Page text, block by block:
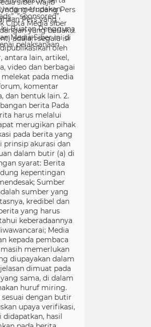
Undang Pers
Pers yang
Buatan Pengguna
adalah segala isi
oleh
antara lain, artikel,
video dan berbagai
pada media
komentar
dan bentuk lain. 2.
berita Pada
harus melalui
merugikan pihak
pada berita yang
prinsip akurasi dan
dalam butir (a) di
syarat: Berita
kepentingan
Sumber
sumber yang
kredibel dan
yang harus
keberadaannya
Media
kepada pembaca
memerlukan
diupayakan dalam
dimuat pada
sama, di dalam
huruf miring.
dengan butir
upaya verifikasi,
didapatkan, hasil